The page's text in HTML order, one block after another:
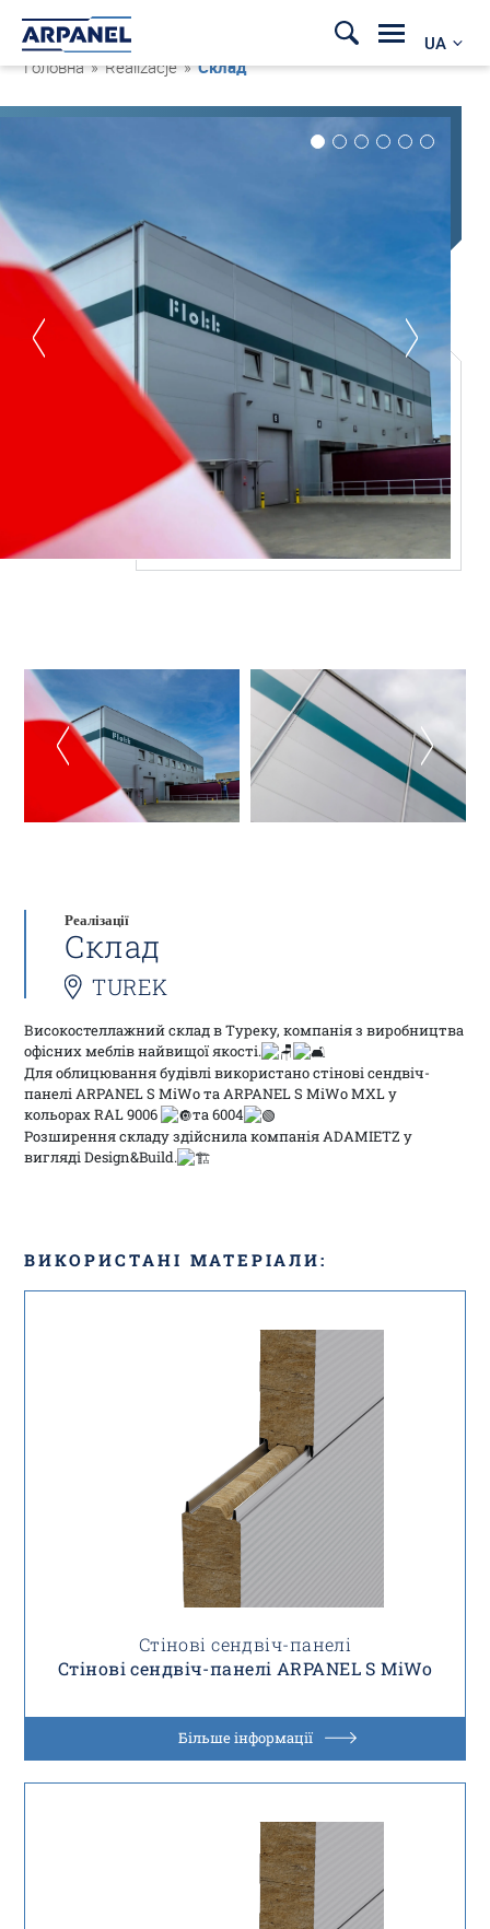
UA
Головна » Realizacje »Склад
Реалізації
Склад
TUREK
Високостеллажний склад в Туреку, компанія з виробництва
офісних меблів найвищої якості.
Для облицювання будівлі використано стінові сендвіч-
панелі ARPANEL S MiWo та ARPANEL S MiWo MXL у
кольорах RAL 9006
та 6004
Розширення складу здійснила компанія ADAMIETZ у
вигляді Design&Build.
ВИКОРИСТАНІ МАТЕРІАЛИ:
Стінові сендвіч-панелі
Стінові сендвіч-панелі ARPANEL S MiWo
Більше інформації